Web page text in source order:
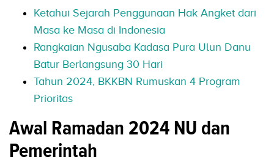
Ketahui Sejarah Penggunaan Hak Angket dari
Masa ke Masa di Indonesia
Rangkaian Ngusaba Kadasa Pura Ulun Danu
Batur Berlangsung 30 Hari
Tahun 2024, BKKBN Rumuskan 4 Program
Prioritas
Awal Ramadan 2024 NU dan
Pemerintah